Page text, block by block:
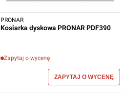
Kosiarka dyskowa PRONAR PDF390
Zapytaj o wycenę
PRONAR